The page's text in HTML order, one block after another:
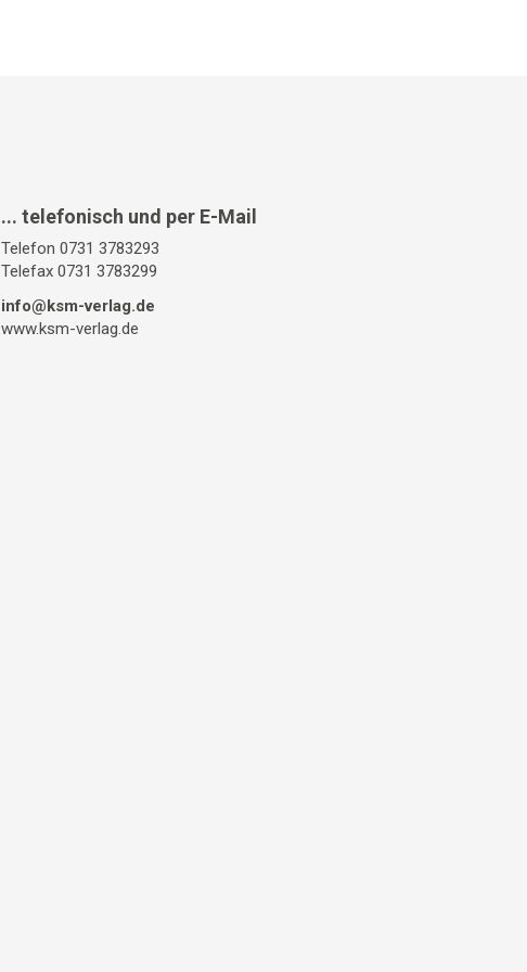
... telefonisch und per E-Mail
Telefon 0731 3783293
Telefax 0731 3783299
info@ksm-verlag.de
www.ksm-verlag.de